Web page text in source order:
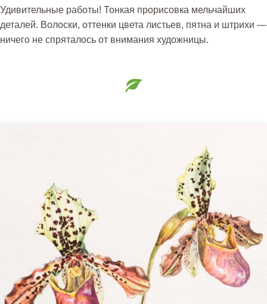
Удивительные работы! Тонкая прорисовка мельчайших
деталей. Волоски, оттенки цвета листьев, пятна и штрихи —
ничего не спряталось от внимания художницы.